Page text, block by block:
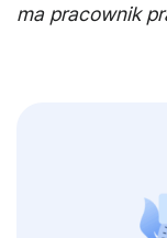
ma pracownik